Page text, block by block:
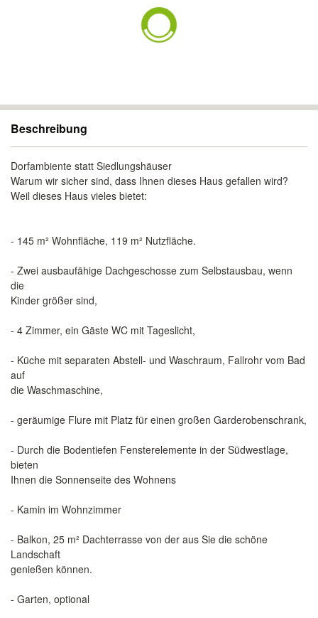
Beschreibung
Dorfambiente statt Siedlungshäuser
Warum wir sicher sind, dass Ihnen dieses Haus gefallen wird?
Weil dieses Haus vieles bietet:
- 145 m² Wohnfläche, 119 m² Nutzfläche.
- Zwei ausbaufähige Dachgeschosse zum Selbstausbau, wenn
die
Kinder größer sind,
- 4 Zimmer, ein Gäste WC mit Tageslicht,
- Küche mit separaten Abstell- und Waschraum, Fallrohr vom Bad
auf
die Waschmaschine,
- geräumige Flure mit Platz für einen großen Garderobenschrank,
- Durch die Bodentiefen Fensterelemente in der Südwestlage,
bieten
Ihnen die Sonnenseite des Wohnens
- Kamin im Wohnzimmer
- Balkon, 25 m² Dachterrasse von der aus Sie die schöne
Landschaft
genießen können.
- Garten, optional